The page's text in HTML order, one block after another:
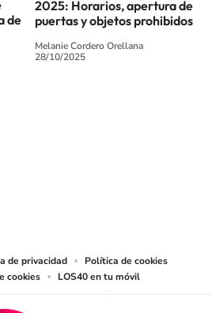
de
2025: Horarios, apertura de
puertas y objetos prohibidos
Melanie Cordero Orellana
28/10/2025
de privacidad
Política de cookies
cookies
LOS40 en tu móvil